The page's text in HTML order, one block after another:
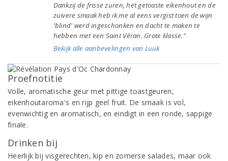
Dankzij de frisse zuren, het getoaste eikenhout en de
zuivere smaak heb ik me al eens vergist toen de wijn
'blind' werd ingeschonken en dacht te maken te
hebben met een Saint Véran. Grote klasse."
Bekijk alle aanbevelingen van Luuk
Proefnotitie
Volle, aromatische geur met pittige toastgeuren,
eikenhoutaroma's en rijp geel fruit. De smaak is vol,
evenwichtig en aromatisch, en eindigt in een ronde, sappige
finale.
Drinken bij
Heerlijk bij visgerechten, kip en zomerse salades, maar ook